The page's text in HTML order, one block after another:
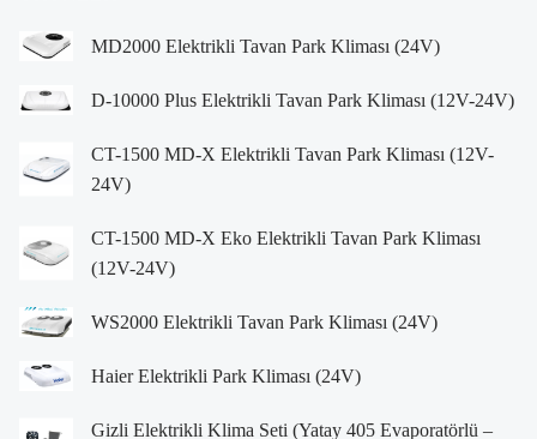
MD2000 Elektrikli Tavan Park Kliması (24V)
D-10000 Plus Elektrikli Tavan Park Kliması (12V-24V)
CT-1500 MD-X Elektrikli Tavan Park Kliması (12V-
24V)
CT-1500 MD-X Eko Elektrikli Tavan Park Kliması
(12V-24V)
WS2000 Elektrikli Tavan Park Kliması (24V)
Haier Elektrikli Park Kliması (24V)
Gizli Elektrikli Klima Seti (Yatay 405 Evaporatörlü –